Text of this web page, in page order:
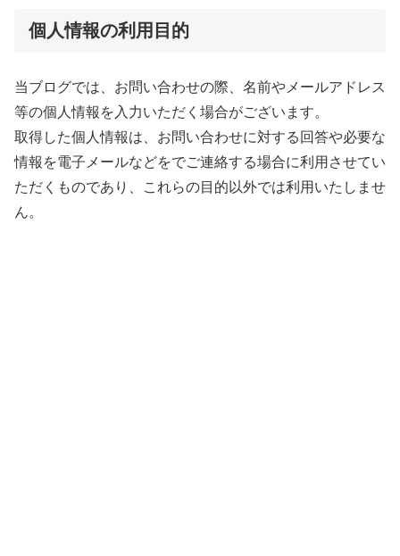
個人情報の利用目的
当ブログでは、お問い合わせの際、名前やメールアドレス
等の個人情報を入力いただく場合がございます。
取得した個人情報は、お問い合わせに対する回答や必要な
情報を電子メールなどをでご連絡する場合に利用させてい
ただくものであり、これらの目的以外では利用いたしませ
ん。